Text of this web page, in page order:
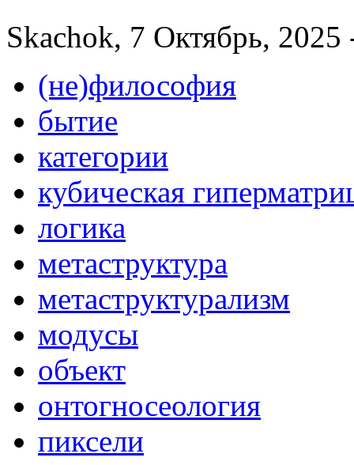
Skachok, 7 Октябрь, 2025
(не)философия
бытие
категории
кубическая
логика
метаструктура
метаструктурализм
модусы
объект
онтогносеология
пиксели